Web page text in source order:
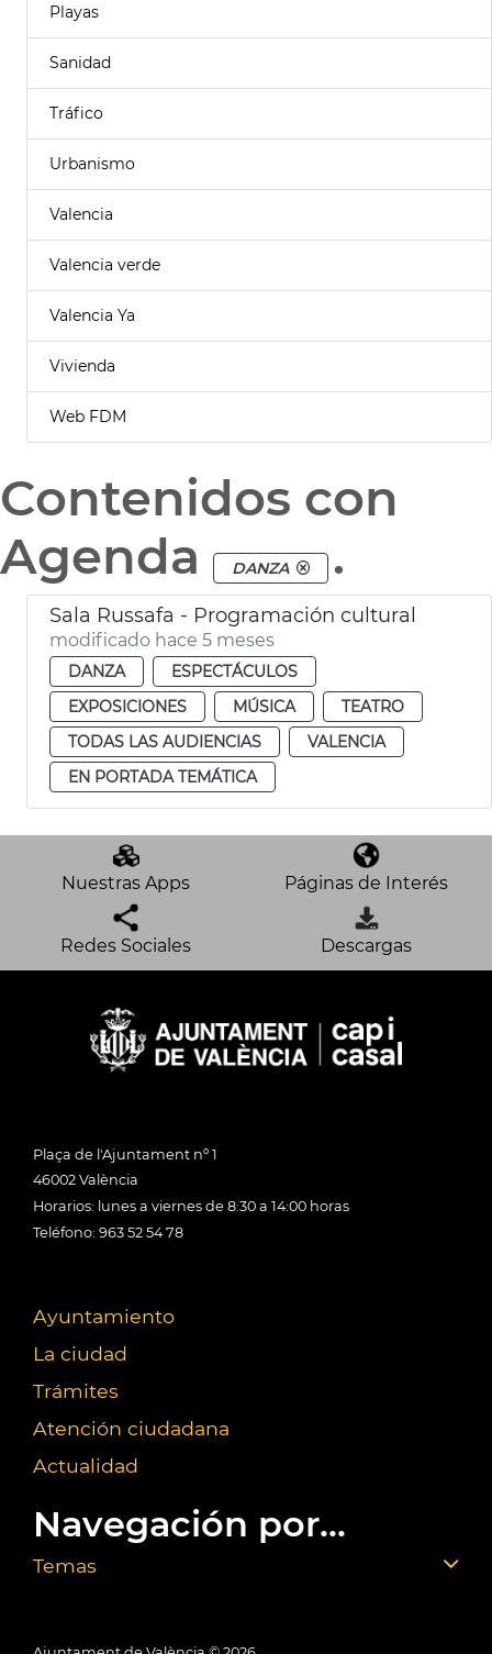
Playas
Sanidad
Tráfico
Urbanismo
Valencia
Valencia verde
Valencia Ya
Vivienda
Web FDM
Contenidos con
Agenda
DANZA .
Sala Russafa - Programación cultural
modificado hace 5 meses
DANZA
ESPECTÁCULOS
EXPOSICIONES
MÚSICA
TEATRO
TODAS LAS AUDIENCIAS
VALENCIA
EN PORTADA TEMÁTICA
Nuestras Apps Páginas de Interés
Redes Sociales Descargas
Plaça de l'Ajuntament nº 1
46002 València
Horarios: lunes a viernes de 8:30 a 14:00 horas
Teléfono: 963 52 54 78
Ayuntamiento
La ciudad
Trámites
Atención ciudadana
Actualidad
Navegación por...
Temas